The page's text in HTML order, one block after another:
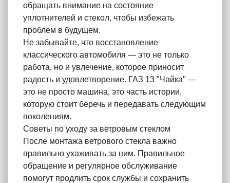
обращать внимание на состояние
уплотнителей и стекол, чтобы избежать
проблем в будущем.
Не забывайте, что восстановление
классического автомобиля — это не только
работа, но и увлечение, которое приносит
радость и удовлетворение. ГАЗ 13 "Чайка" —
это не просто машина, это часть истории,
которую стоит беречь и передавать следующим
поколениям.
Советы по уходу за ветровым стеклом
После монтажа ветрового стекла важно
правильно ухаживать за ним. Правильное
обращение и регулярное обслуживание
помогут продлить срок службы и сохранить